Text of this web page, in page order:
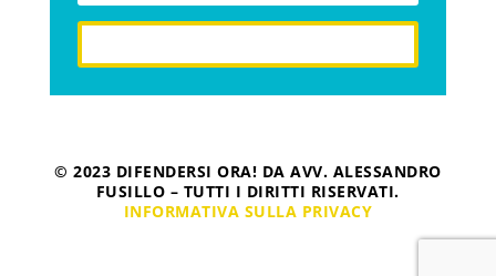
© 2023 DIFENDERSI ORA! DA AVV. ALESSANDRO
FUSILLO – TUTTI I DIRITTI RISERVATI.
INFORMATIVA SULLA PRIVACY